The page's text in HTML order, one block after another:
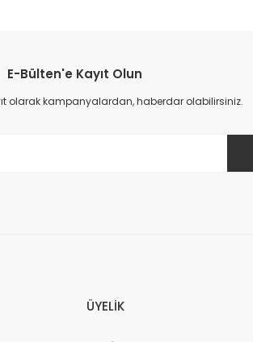
bulunuyor.
E-Bülten'e Kayıt Olun
olarak kampanyalardan, haberdar olabilirsiniz.
ÜYELİK